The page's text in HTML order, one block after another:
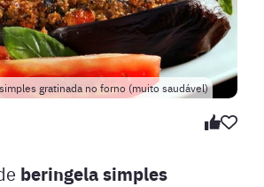
gratinada no forno (muito saudável)
beringela simples